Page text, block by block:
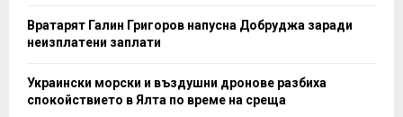
Вратарят Галин Григоров напусна Добруджа заради
неизплатени заплати
Украински морски и въздушни дронове разбиха
спокойствието в Ялта по време на среща